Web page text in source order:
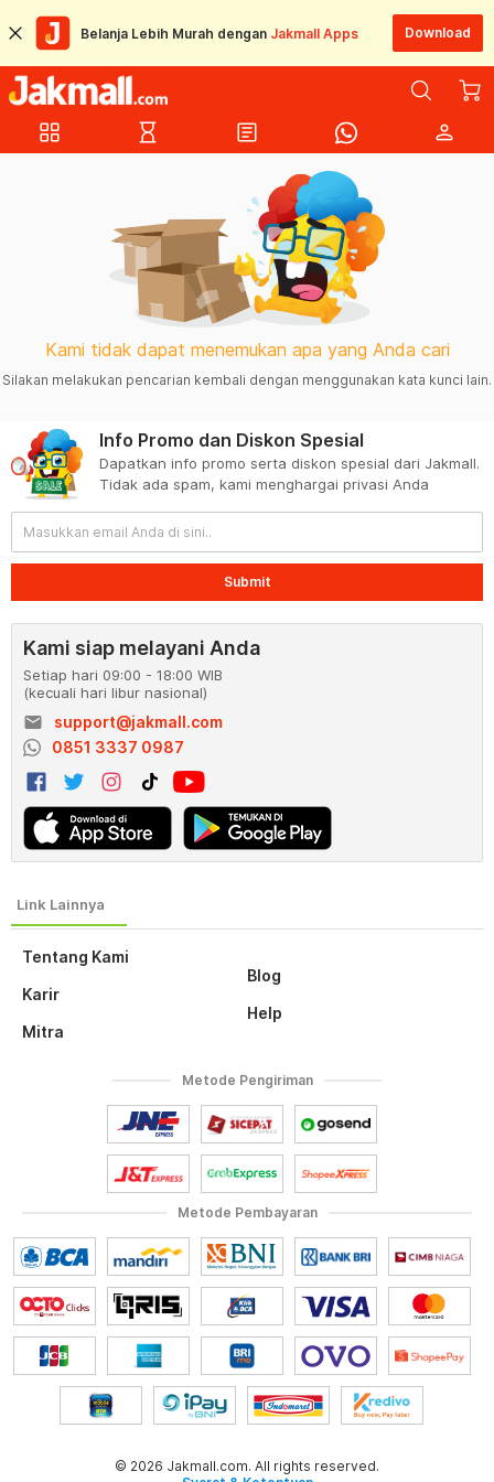
Belanja Lebih Murah dengan Jakmall Apps Download
grid_view hourglass_empty article person
Kami tidak dapat menemukan apa yang Anda cari
Silakan melakukan pencarian kembali dengan menggunakan kata kunci lain.
Tentang Kami
Karir
Mitra
Blog
Help
Info Promo dan Diskon Spesial
Dapatkan info promo serta diskon spesial dari Jakmall.
Tidak ada spam, kami menghargai privasi Anda
Submit
Kami siap melayani Anda
Setiap hari 09:00 - 18:00 WIB
(kecuali hari libur nasional)
email
support@jakmall.com
0851 3337 0987
Metode Pembayaran
Metode Pengiriman
© 2026 Jakmall.com. All rights reserved.